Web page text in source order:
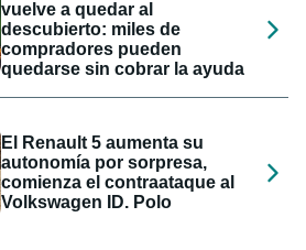
vuelve a quedar al
descubierto: miles de
compradores pueden
quedarse sin cobrar la ayuda
El Renault 5 aumenta su
autonomía por sorpresa,
comienza el contraataque al
Volkswagen ID. Polo